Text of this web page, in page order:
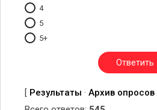
4
5
5+
[ Результаты · Архив опросов